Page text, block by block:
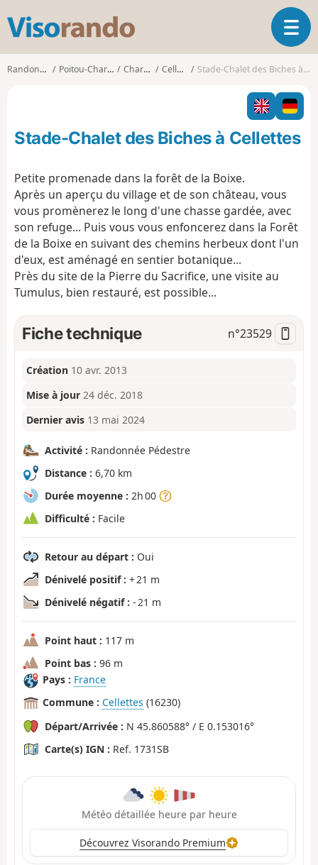
s
o
o
O
u
i
r
l
a
g
a
t
Randonnées Poitou-Charentes Charente Cellettes Stade-Chalet des Biches à Cellettes
Stade-Chalet des Biches à Cellettes
Petite promenade dans la forêt de la Boixe.
Après un aperçu du village et de son château, vous
vous promènerez le long d'une chasse gardée, avec
son refuge... Puis vous vous enfoncerez dans la Forêt
de la Boixe en suivant des chemins herbeux dont l'un
d'eux, est aménagé en sentier botanique...
Près du site de la Pierre du Sacrifice, une visite au
Tumulus, bien restauré, est possible...
Fiche technique n°23529
Création 10 avr. 2013
Mise à jour 24 déc. 2018
Dernier avis 13 mai 2024
Activité : Randonnée Pédestre
Distance : 6,70 km
Durée moyenne : 2h 00
Difficulté : Facile
Retour au départ : Oui
Dénivelé positif : + 21 m
Dénivelé négatif : - 21 m
Point haut : 117 m
Point bas : 96 m
Pays : France
Commune : Cellettes (16230)
Départ/Arrivée : N 45.860588° / E 0.153016°
Carte(s) IGN : Ref. 1731SB
Météo détaillée heure par heure
Découvrez Visorando Premium